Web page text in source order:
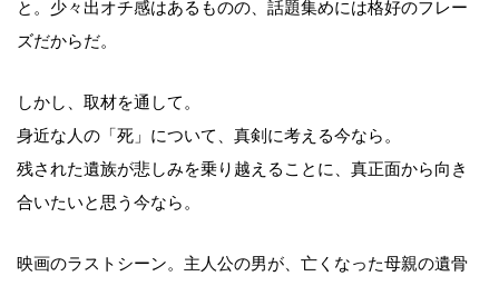
と。少々出オチ感はあるものの、話題集めには格好のフレー
ズだからだ。
しかし、取材を通して。
身近な人の「死」について、真剣に考える今なら。
残された遺族が悲しみを乗り越えることに、真正面から向き
合いたいと思う今なら。
映画のラストシーン。主人公の男が、亡くなった母親の遺骨